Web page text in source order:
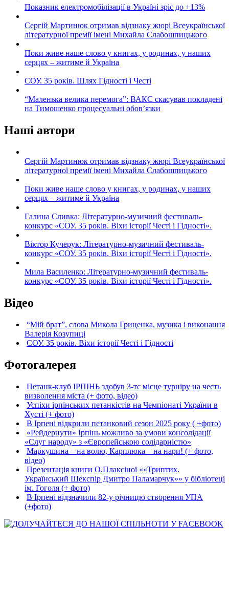
Показник електромобілізації в Україні зріс до +13%
Сергій Мартинюк отримав відзнаку жюрі Всеукраїнської
літературної премії імені Михайла Слабошпицького
Поки живе наше слово у книгах, у родинах, у наших
серцях – житиме й Україна
СОУ. 35 років. Шлях Гідності і Честі
“Маленька велика перемога”: ВАКС скасував покладені
на Тимошенко процесуальні обов’язки
Наші автори
Сергій Мартинюк отримав відзнаку жюрі Всеукраїнської
літературної премії імені Михайла Слабошпицького
Поки живе наше слово у книгах, у родинах, у наших
серцях – житиме й Україна
Галина Сливка: Літературно-музичний фестиваль-
конкурс «СОУ. 35 років. Віхи історії Честі і Гідності».
Віктор Кучерук: Літературно-музичний фестиваль-
конкурс «СОУ. 35 років. Віхи історії Честі і Гідності».
Мила Василенко: Літературно-музичний фестиваль-
конкурс «СОУ. 35 років. Віхи історії Честі і Гідності».
Відео
“Мій брат”, слова Микола Гриценка, музика і виконання
Валерія Козупиці
СОУ. 35 років. Віхи історії Честі і Гідності
Фотогалерея
Петанк-клуб ІРПІНЬ здобув 3-тє місце турніру на честь
визволення міста (+ фото, відео)
Успіхи ірпінських петанкістів на Чемпіонаті України в
Хусті (+ фото)
В Ірпені відкрили петанковий сезон 2025 року ( +фото)
«Рейдернути» Ірпінь можливо за умови консолідації
«Слуг народу» з «Європейською солідарністю»
Маркушина – на волю, Карплюка – на нари! (+ фото,
відео)
Презентація книги О.Плаксіної ««Триптих.
Український Шекспір Дмитро Паламарчук»» у бібліотеці
ім. Гоголя (+ фото)
В Ірпені відзначили 82-у річницю створення УПА
(+фото)